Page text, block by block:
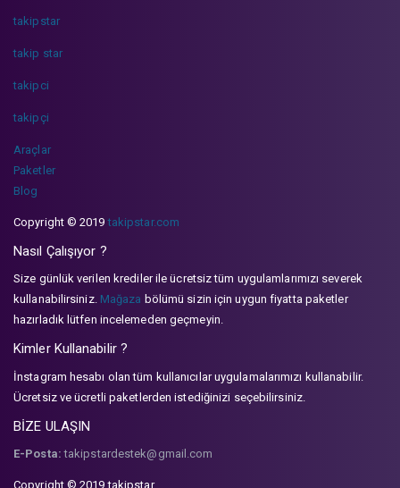
takipstar
takip star
takipci
takipçi
Araçlar
Paketler
Blog
Copyright © 2019takipstar.com
Nasıl Çalışıyor ?
Size günlük verilen krediler ile ücretsiz tüm uygulamlarımızı severek
kullanabilirsiniz. Mağaza bölümü sizin için uygun fiyatta paketler
hazırladık lütfen incelemeden geçmeyin.
Kimler Kullanabilir ?
İnstagram hesabı olan tüm kullanıcılar uygulamalarımızı kullanabilir.
Ücretsiz ve ücretli paketlerden istediğinizi seçebilirsiniz.
BİZE ULAŞIN
E-Posta: takipstardestek@gmail.com
Copyright © 2019 takipstar.